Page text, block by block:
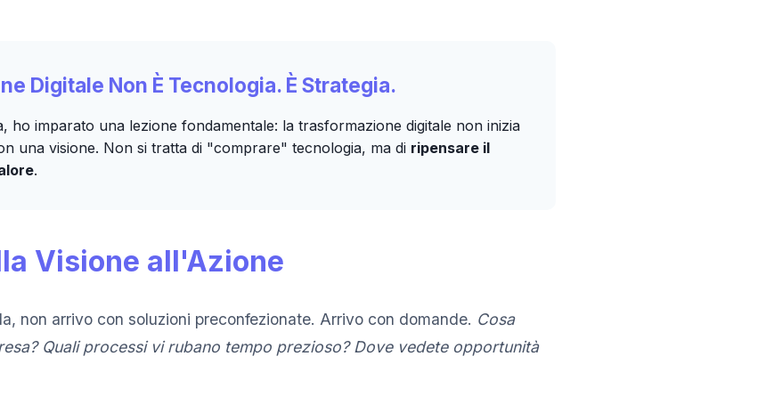
Digitale Non È Tecnologia. È Strategia.
ho imparato una lezione fondamentale: la trasformazione digitale non inizia
una visione. Non si tratta di "comprare" tecnologia, ma di ripensare il
.
Visione all'Azione
non arrivo con soluzioni preconfezionate. Arrivo con domande. Cosa
Quali processi vi rubano tempo prezioso? Dove vedete opportunità